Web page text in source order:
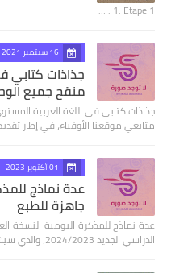
1. Etape 1 : …
16 سبتمبر 2021
جذاذات كتابي
منقح جميع
جذاذات كتابي في اللغة العربية
متابعي موقعنا الأوفياء، في إطار
01 أكتوبر 2023
عدة نماذج
جاهزة للطبع
عدة نماذج للمذكرة اليومية النسخة
الدراسي الجديد 2024/2023، والذي سيشهد …